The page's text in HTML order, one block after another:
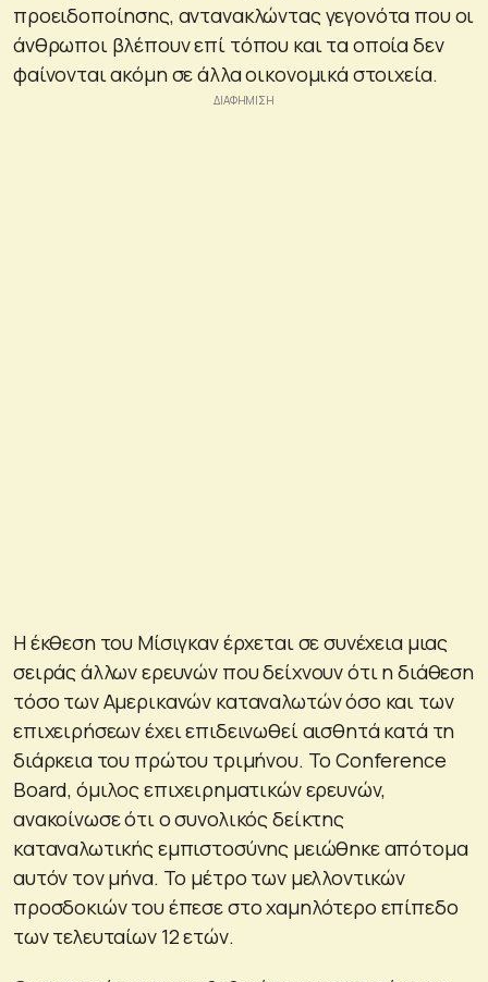
προειδοποίησης, αντανακλώντας γεγονότα που οι
άνθρωποι βλέπουν επί τόπου και τα οποία δεν
φαίνονται ακόμη σε άλλα οικονομικά στοιχεία.
Η έκθεση του Μίσιγκαν έρχεται σε συνέχεια μιας
σειράς άλλων ερευνών που δείχνουν ότι η διάθεση
τόσο των Αμερικανών καταναλωτών όσο και των
επιχειρήσεων έχει επιδεινωθεί αισθητά κατά τη
διάρκεια του πρώτου τριμήνου. Το Conference
Board, όμιλος επιχειρηματικών ερευνών,
ανακοίνωσε ότι ο συνολικός δείκτης
καταναλωτικής εμπιστοσύνης μειώθηκε απότομα
αυτόν τον μήνα. Το μέτρο των μελλοντικών
προσδοκιών του έπεσε στο χαμηλότερο επίπεδο
των τελευταίων 12 ετών.